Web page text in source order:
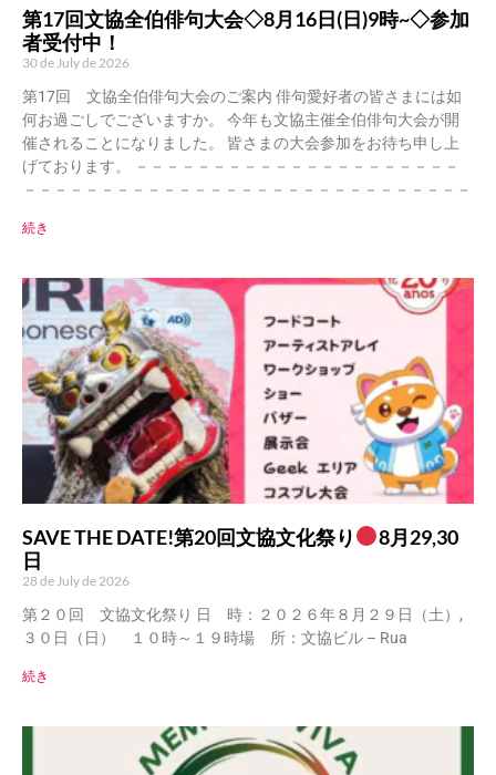
第17回文協全伯俳句大会◇8月16日(日)9時~◇参加
者受付中！
30 de July de 2026
第17回 文協全伯俳句大会のご案内 俳句愛好者の皆さまには如
何お過ごしでございますか。 今年も文協主催全伯俳句大会が開
催されることになりました。 皆さまの大会参加をお待ち申し上
げております。 －－－－－－－－－－－－－－－－－－－－－
－－－－－－－－－－－－－－－－－－－－－－－－－－－－－
続き
SAVE THE DATE!第20回文協文化祭り
8月29,30
日
28 de July de 2026
第２０回 文協文化祭り 日 時：２０２６年８月２９日（土）,
３０日（日） １０時～１９時場 所：文協ビル – Rua
続き